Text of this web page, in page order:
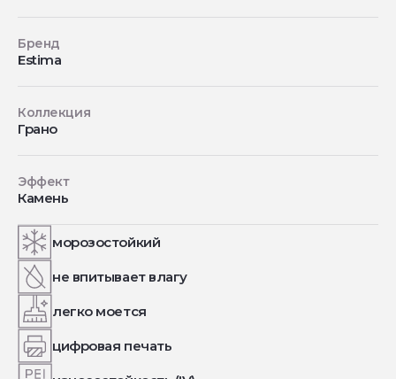
Бренд
Estima
Коллекция
Грано
Эффект
Камень
морозостойкий
не впитывает влагу
легко моется
цифровая печать